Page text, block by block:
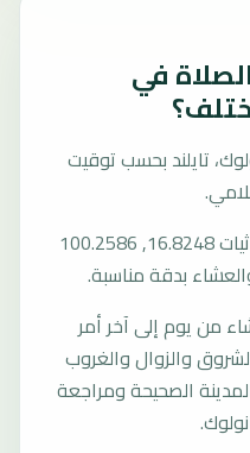
في
تايلند بحسب توقيت
المرجع العام للمدينة يستخدم إحداثيات 16.8248, 100.2586
بدقة مناسبة.
من يوم إلى آخر أمر
والزوال والغروب
الصحيحة ومراجعة